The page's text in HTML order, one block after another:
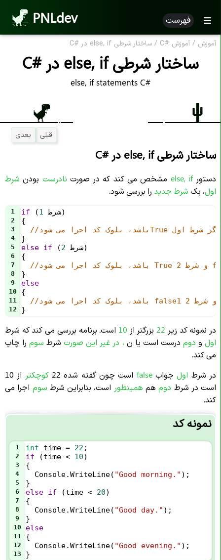
PNLdev فهرست
آموزش / آموزش C#
/ ساختار شرطی else, if در C#
ساختار شرطی else, if در C#
else, if statements C#
قبلی بعدی
ساختار شرطی else, if در C#
دستور else, if مشخص می کند که در صورت نادرست بودن شرط
اول، یک شرط جدید را بررسی شود.
1 if ( شرط 1 )
2 {
3
4
}
5 else if ( شرط 2 )
6 {
7
8
}
9 else
10 {
11
12
}
در نمونه کد زیر 22 بزرگتر از 10 است. برنامه بررسی می کند که شرط
اول و دوم درست است یا ن ، در غیر این صورتشرط سوم را چاپ
می کند.
در شرط اول جوابfalse است چون گفته شده 22 کوچکتر
از 10
است در شرط دوم هم همینطور است، بنابراین شرط سوم اجرا می
کند.
نمونه کد
1 int time = 22 ;
2 if (time < 10)
3 {
4 Console.WriteLine( "Good morning." );
5 }
6 else if (time < 20)
7 {
8 Console.WriteLine( "Good day." );
9 }
10 else
11 {
12 Console.WriteLine( "Good evening." );
13 }